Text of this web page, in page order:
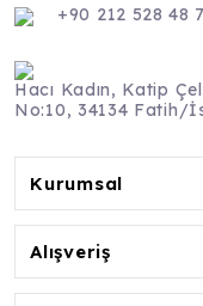
+90 212 528 48
Hacı Kadın, Katip
No:10, 34134 Fatih/
Kurumsal
Alışveriş